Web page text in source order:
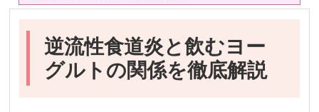
逆流性食道炎と飲むヨー
グルトの関係を徹底解説